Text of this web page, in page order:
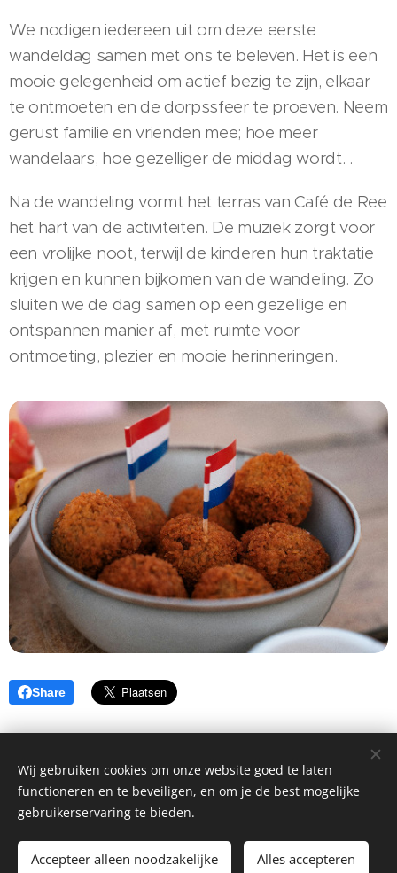
We nodigen iedereen uit om deze eerste
wandeldag samen met ons te beleven. Het is een
mooie gelegenheid om actief bezig te zijn, elkaar
te ontmoeten en de dorpssfeer te proeven. Neem
gerust familie en vrienden mee; hoe meer
wandelaars, hoe gezelliger de middag wordt. .
Na de wandeling vormt het terras van Café de Ree
het hart van de activiteiten. De muziek zorgt voor
een vrolijke noot, terwijl de kinderen hun traktatie
krijgen en kunnen bijkomen van de wandeling. Zo
sluiten we de dag samen op een gezellige en
ontspannen manier af, met ruimte voor
ontmoeting, plezier en mooie herinneringen.
Share
©2026 Stichting Avondvierdaagse Ysbrechtum e.o. - Alle rechten
voorbehouden -
maken -
informatie: info@avondvierdaagseysbrechtum.nl Cookies
Wij gebruiken cookies om onze website goed te laten
functioneren en te beveiligen, en om je de best mogelijke
gebruikerservaring te bieden.
Accepteer alleen noodzakelijke Alles accepteren